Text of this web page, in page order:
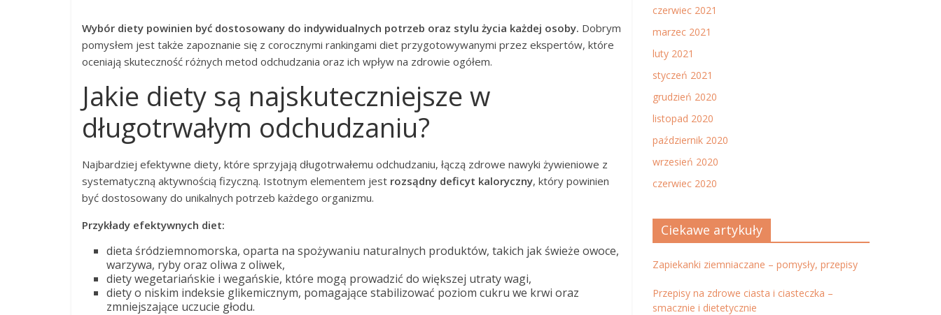
Wybór diety powinien być dostosowany do indywidualnych potrzeb oraz stylu życia każdej osoby. Dobrym
pomysłem jest także zapoznanie się z corocznymi rankingami diet przygotowywanymi przez ekspertów, które
oceniają skuteczność różnych metod odchudzania oraz ich wpływ na zdrowie ogółem.
Jakie diety są najskuteczniejsze w
długotrwałym odchudzaniu?
Najbardziej efektywne diety, które sprzyjają długotrwałemu odchudzaniu, łączą zdrowe nawyki żywieniowe z
systematyczną aktywnością fizyczną. Istotnym elementem jest rozsądny deficyt kaloryczny, który powinien
być dostosowany do unikalnych potrzeb każdego organizmu.
Przykłady efektywnych diet:
dieta śródziemnomorska, oparta na spożywaniu naturalnych produktów, takich jak świeże owoce,
warzywa, ryby oraz oliwa z oliwek,
diety wegetariańskie i wegańskie, które mogą prowadzić do większej utraty wagi,
diety o niskim indeksie glikemicznym, pomagające stabilizować poziom cukru we krwi oraz
zmniejszające uczucie głodu.
czerwiec 2021
marzec 2021
luty 2021
styczeń 2021
grudzień 2020
listopad 2020
październik 2020
wrzesień 2020
czerwiec 2020
Ciekawe artykuły
Zapiekanki ziemniaczane – pomysły, przepisy
Przepisy na zdrowe ciasta i ciasteczka –
smacznie i dietetycznie